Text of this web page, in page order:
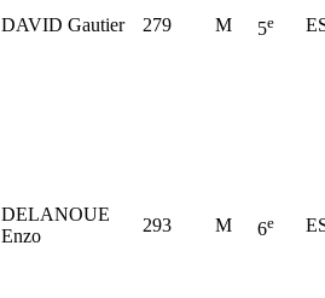
DAVID Gautier 279 M 5e
DELANOUE
Enzo
293 M 6e